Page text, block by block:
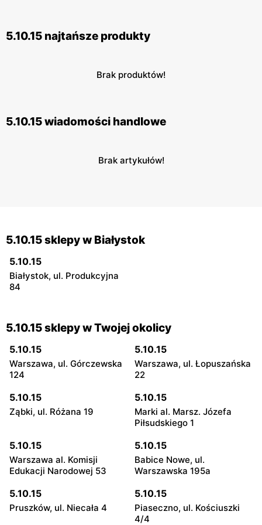
5.10.15 najtańsze produkty
Brak produktów!
5.10.15 wiadomości handlowe
Brak artykułów!
5.10.15 sklepy w Białystok
5.10.15
Białystok, ul. Produkcyjna
84
5.10.15 sklepy w Twojej okolicy
5.10.15
Warszawa, ul. Górczewska
124
5.10.15
Warszawa, ul. Łopuszańska
22
5.10.15
Ząbki, ul. Różana 19
5.10.15
Marki al. Marsz. Józefa
Piłsudskiego 1
5.10.15
Warszawa al. Komisji
Edukacji Narodowej 53
5.10.15
Babice Nowe, ul.
Warszawska 195a
5.10.15
Pruszków, ul. Niecała 4
5.10.15
Piaseczno, ul. Kościuszki
4/4